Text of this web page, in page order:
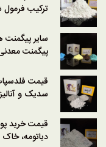
ترکیب فرمول
سایر
پیگمنت
قیمت
سدیک و
قیمت خرید
دیاتومه،